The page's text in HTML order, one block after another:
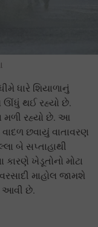
ધારે શિયાળાનું
ઊંધું થઈ રહ્યો છે.
મળી રહ્યો છે. આ
છવાયું વાતાવરણ
બે સપ્તાહાથી
કારણે ખેડૂતોનો મોટા
માહોલ જામશે
આવી છે.